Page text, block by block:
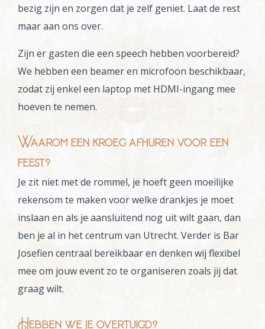
bezig zijn en zorgen dat je zelf geniet. Laat de rest
maar aan ons over.
Zijn er gasten die een speech hebben voorbereid?
We hebben een beamer en microfoon beschikbaar,
zodat zij enkel een laptop met HDMI-ingang mee
hoeven te nemen.
Waarom een kroeg afhuren voor een
feest?
Je zit niet met de rommel, je hoeft geen moeilijke
rekensom te maken voor welke drankjes je moet
inslaan en als je aansluitend nog uit wilt gaan, dan
ben je al in het centrum van Utrecht. Verder is Bar
Josefien centraal bereikbaar en denken wij flexibel
mee om jouw event zo te organiseren zoals jij dat
graag wilt.
Hebben we je overtuigd?